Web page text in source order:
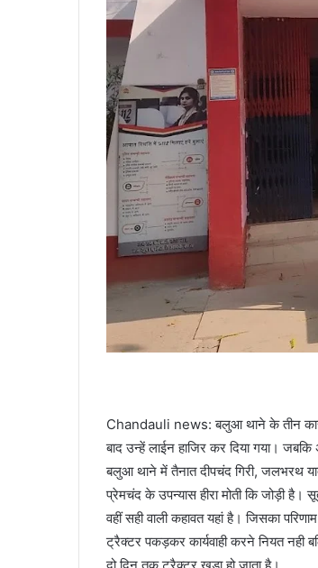
Chandauli news: बलुआ थाने के तीन
बाद उन्हें लाईन हाजिर कर दिया गया।
बलुआ थाने में तैनात दीपचंद गिरी, जलभरथ
प्रेमचंद के उपन्यास हीरा मोती कि जोड़ी है।
वहीं सही वाली कहावत यहां है। जिसका
ट्रैक्टर पकड़कर कार्यवाही करने नियत